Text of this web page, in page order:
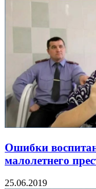
Ошибки
малолетнего
25.06.2019